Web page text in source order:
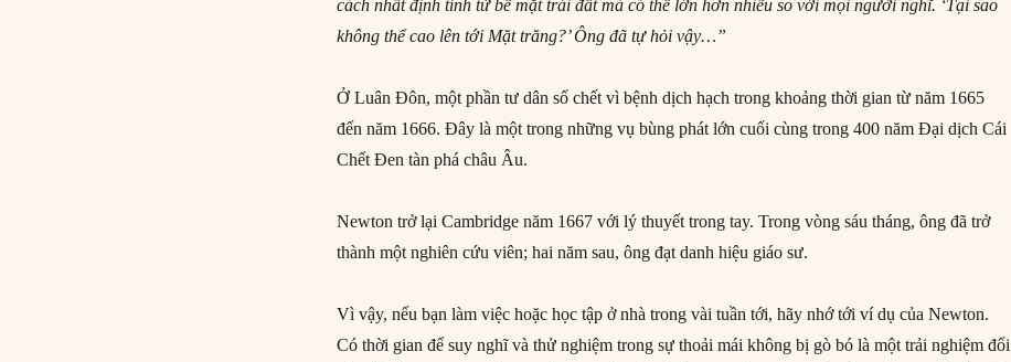
cách nhất định tính từ bề mặt trái đất mà có thể lớn hơn nhiều so với mọi người nghĩ. ‘Tại sao
không thể cao lên tới Mặt trăng?’ Ông đã tự hỏi vậy…”
Ở Luân Đôn, một phần tư dân số chết vì bệnh dịch hạch trong khoảng thời gian từ năm 1665
đến năm 1666. Đây là một trong những vụ bùng phát lớn cuối cùng trong 400 năm Đại dịch Cái
Chết Đen tàn phá châu Âu.
Newton trở lại Cambridge năm 1667 với lý thuyết trong tay. Trong vòng sáu tháng, ông đã trở
thành một nghiên cứu viên; hai năm sau, ông đạt danh hiệu giáo sư.
Vì vậy, nếu bạn làm việc hoặc học tập ở nhà trong vài tuần tới, hãy nhớ tới ví dụ của Newton.
Có thời gian để suy nghĩ và thử nghiệm trong sự thoải mái không bị gò bó là một trải nghiệm đổi